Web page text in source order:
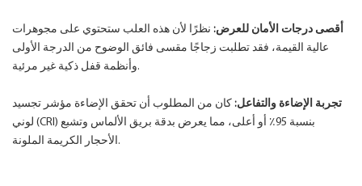
أقصى درجات الأمان للعرض: نظرًا لأن هذه العلب ستحتوي على مجوهرات
عالية القيمة، فقد تطلبت زجاجًا مقسى فائق الوضوح من الدرجة الأولى
وأنظمة قفل ذكية غير مرئية.
تجربة الإضاءة والتفاعل: كان من المطلوب أن تحقق الإضاءة مؤشر تجسيد
لوني (CRI) بنسبة 95٪ أو أعلى، مما يعرض بدقة بريق الألماس وتشبع
الأحجار الكريمة الملونة.